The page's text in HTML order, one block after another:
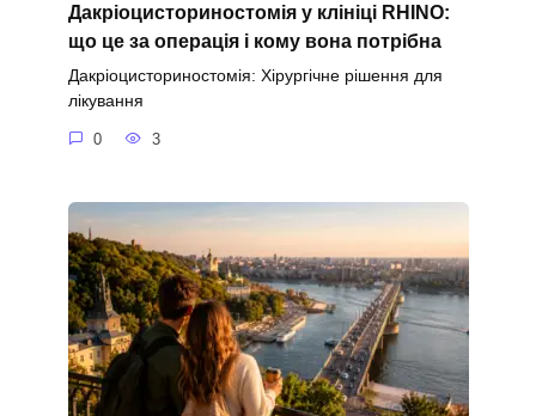
Дакріоцисториностомія у клініці RHINO:
що це за операція і кому вона потрібна
Дакріоцисториностомія: Хірургічне рішення для
лікування
0 3